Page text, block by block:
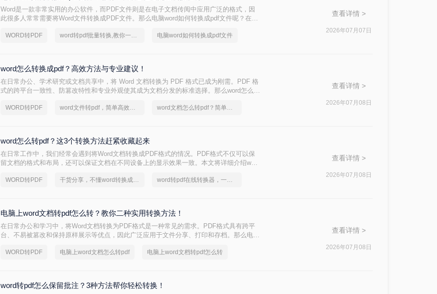
Word是一款非常实用的办公软件，而PDF文件则是在电子文档传阅中应用广泛的格式，因
此很多人常常需要将Word文件转换成PDF文件。那么电脑word如何转换成pdf文件呢？在本
式。
WORD转PDF word转pdf批量转换,教你一招轻松找回 电脑word如何转换成pdf文件
查看详情 >
2026年07月07日
word怎么转换成pdf？高效方法与专业建议！
在日常办公、学术研究或文档共享中，将 Word 文档转换为 PDF 格式已成为刚需。PDF 格
式的跨平台一致性、防篡改特性和专业外观使其成为文档分发的标准选择。那么word怎么转
换。
WORD转PDF word文件转pdf，简单高效的转换方法 word文档怎么转pdf？简单高效的恢复方法
查看详情 >
2026年07月08日
word怎么转pdf？这3个转换方法赶紧收藏起来
在日常工作中，我们经常会遇到将Word文档转换成PDF格式的情况。PDF格式不仅可以保
留文档的格式和布局，还可以保证文档在不同设备上的显示效果一致。本文将详细介绍word
WORD转PDF 干货分享，不懂word转换成pdf的朋友快快收藏起来 word转pdf在线转换器，一起来学习吧
查看详情 >
2026年07月08日
电脑上word文档转pdf怎么转？教你二种实用转换方法！
在日常办公和学习中，将Word文档转换为PDF格式是一种常见的需求。PDF格式具有跨平
台、不易被篡改和保持原样展示等优点，因此广泛应用于文件分享、打印和存档。那么电脑
WORD转PDF 电脑上word文档怎么转pdf 电脑上word文档转pdf怎么转
查看详情 >
2026年07月08日
word转pdf怎么保留批注？3种方法帮你轻松转换！